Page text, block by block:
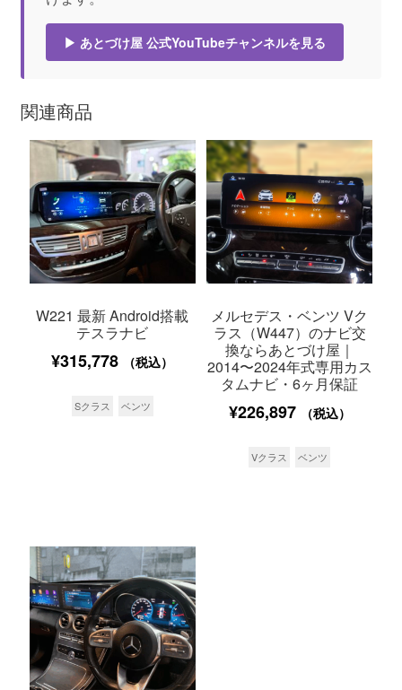
▶ あとづけ屋 公式YouTubeチャンネルを見る
関連商品
W221 最新 Android搭載
テスラナビ
¥315,778 （税込）
Sクラス ベンツ
メルセデス・ベンツ Vク
ラス（W447）のナビ交
換ならあとづけ屋｜
2014〜2024年式専用カス
タムナビ・6ヶ月保証
¥226,897 （税込）
Vクラス ベンツ